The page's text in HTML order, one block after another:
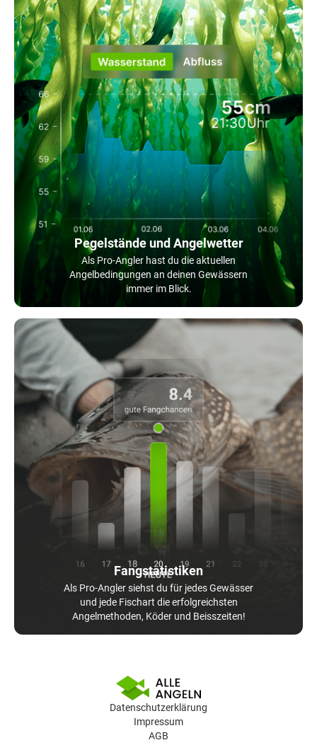
Pegelstände und Angelwetter
Als Pro-Angler hast du die aktuellen
Angelbedingungen an deinen Gewässern
immer im Blick.
Fangstatistiken
Als Pro-Angler siehst du für jedes Gewässer
und jede Fischart die erfolgreichsten
Angelmethoden, Köder und Beisszeiten!
Datenschutzerklärung
Impressum
AGB